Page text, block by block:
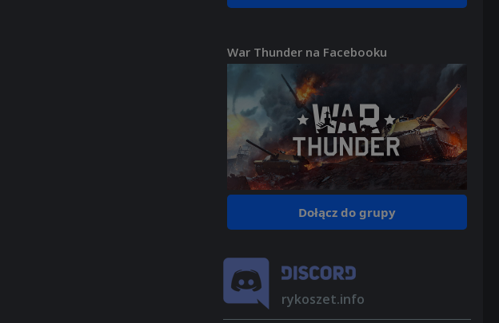
War Thunder na Facebooku
Dołącz do grupy
rykoszet.info